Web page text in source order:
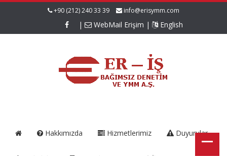
+90 (212) 240 33 39 info@erisymm.com
| WebMail Erişim | English
Hakkımızda Hizmetlerimiz Duyurular